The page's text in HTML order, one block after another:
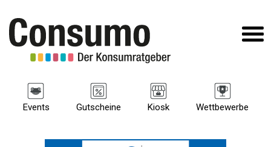
Events Gutscheine Kiosk Wettbewerbe